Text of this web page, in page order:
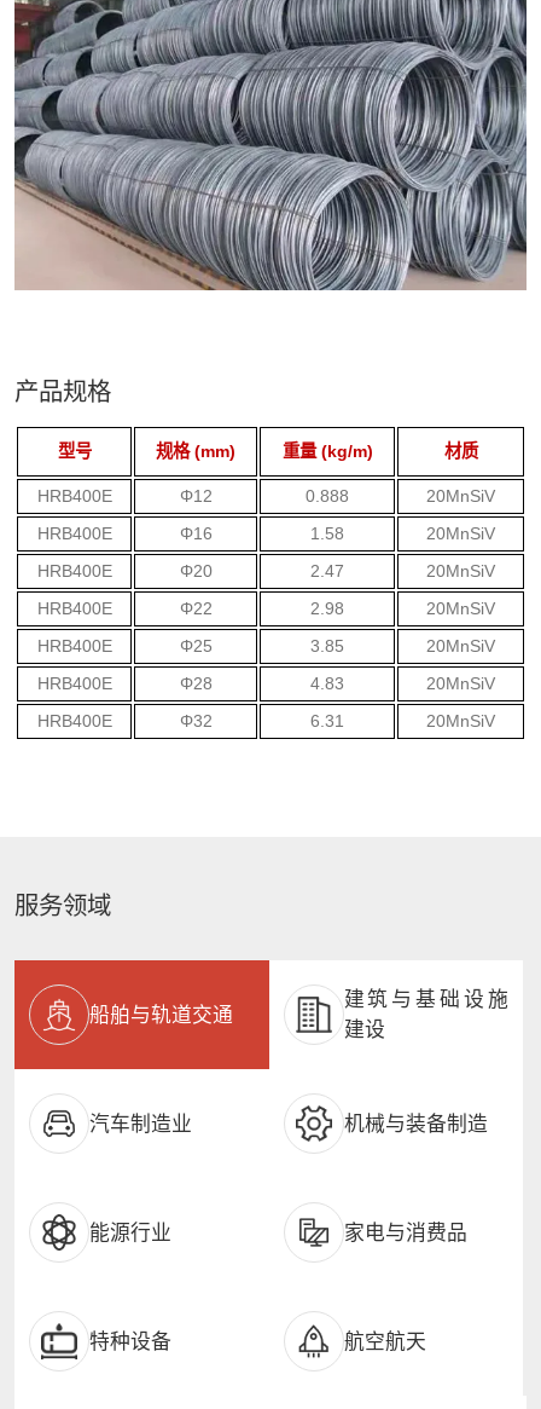
产品规格
型号 规格 (mm) 重量 (kg/m) 材质
HRB400E Φ12 0.888
20MnSiV
HRB400E
Φ16 1.58
20MnSiV
HRB400E
Φ20 2.47
20MnSiV
HRB400E
Φ22 2.98
20MnSiV
HRB400E
Φ25 3.85
20MnSiV
HRB400E
Φ28 4.83
20MnSiV
HRB400E
Φ32 6.31 20MnSiV
服务领域
船舶与轨道交通
建筑与基础设施
建设
汽车制造业 机械与装备制造
能源行业 家电与消费品
特种设备 航空航天